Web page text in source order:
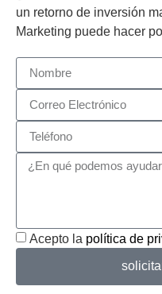
un retorno de inversión
Marketing puede hacer
Acepto la política de